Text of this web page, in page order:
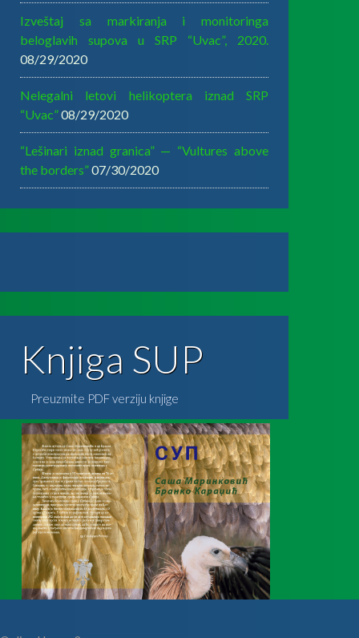
Izveštaj sa markiranja i monitoringa
beloglavih supova u SRP “Uvac”, 2020.
08/29/2020
Nelegalni letovi helikoptera iznad SRP
“Uvac”08/29/2020
“Lešinari iznad granica” — “Vultures above
the borders”07/30/2020
Knjiga SUP
Preuzmite PDF verziju knjige